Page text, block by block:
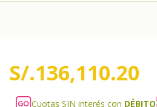
S/.136,110.20
Cuotas SIN interés con DÉBITO